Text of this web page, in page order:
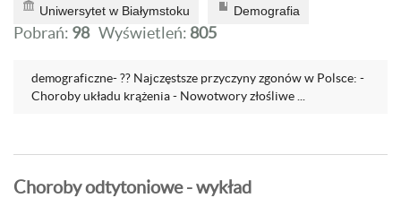
Uniwersytet w Białymstoku Demografia
Pobrań: 98 Wyświetleń: 805
demograficzne- ?? Najczęstsze przyczyny zgonów w Polsce: -
Choroby układu krążenia - Nowotwory złośliwe ...
Choroby odtytoniowe - wykład